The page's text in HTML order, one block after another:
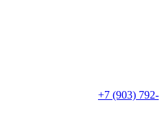
+7 (903) 792-